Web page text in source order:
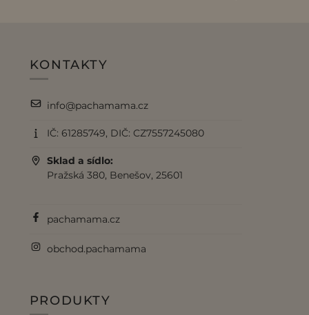
KONTAKTY
info@pachamama.cz
IČ: 61285749, DIČ: CZ7557245080
Sklad a sídlo:
Pražská 380, Benešov, 25601
pachamama.cz
obchod.pachamama
PRODUKTY